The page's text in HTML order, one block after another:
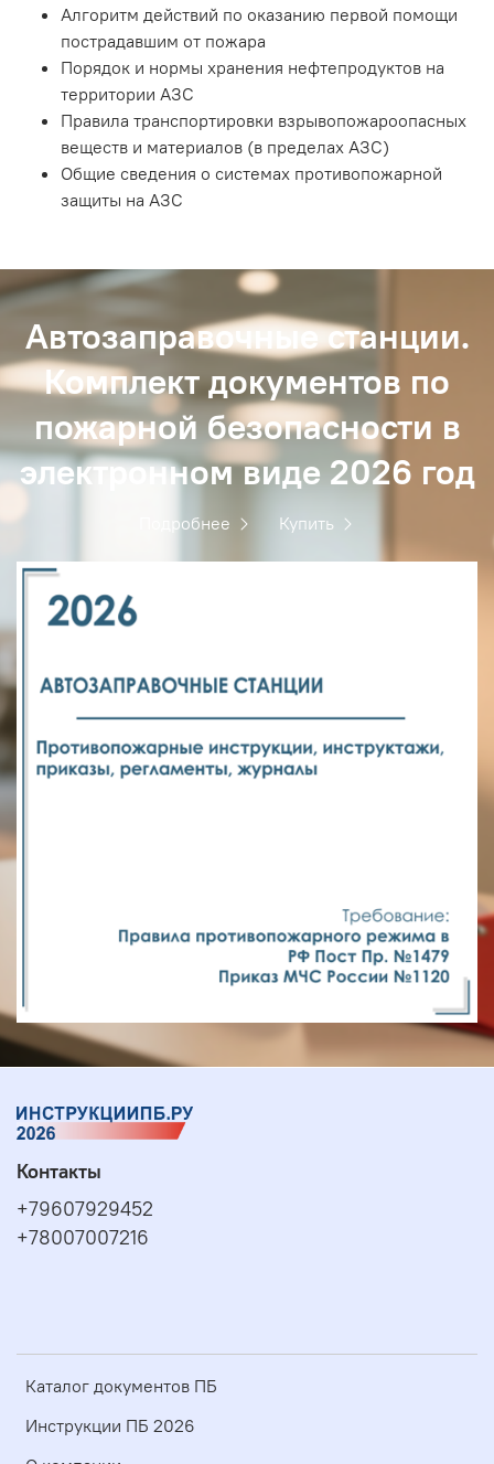
Алгоритм действий по оказанию первой помощи
пострадавшим от пожара
Порядок и нормы хранения нефтепродуктов на
территории АЗС
Правила транспортировки взрывопожароопасных
веществ и материалов (в пределах АЗС)
Общие сведения о системах противопожарной
защиты на АЗС
Автозаправочные станции.
Комплект документов по
пожарной безопасности в
электронном виде 2026 год
Подробнее Купить
Каталог документов ПБ
Инструкции ПБ 2026
Контакты
+79607929452
+78007007216